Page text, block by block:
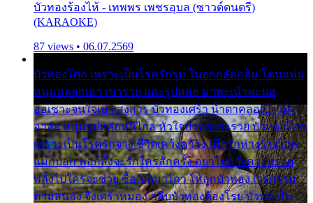
บัวทองร้องไห้ - เทพพร เพชรอุบล (ซาวด์ดนตรี)
(KARAOKE)
87 views • 06.07.2569
บัวทองโศก เพราะเป็นโรครักรุม ในอกกลัดกลุ้ม โดนแฟน
หนุ่มหลอกเอา เขารวย และรูปหล่อ มาพะเน้าพะนอ
ออเซาะจนใจเบา สงสาร บัวทองเศร้า น้ำตาคลอเบ้า เฝ้า
อาลัย หนุ่มรูปหล่อหนีไกล หัวใจบัวทองระรวย บัวทองโศก
เพราะเป็นโรครักจาง ชีวิตเคว้งคว้าง เมื่อรักห่างร้างไกล
แม่ก็บอก พ่อก็สั่งจะรักใครสักครั้ง อย่าไปหวังความรวย
พลั้งไปใครจะช่วย ซื้อเปลมาไกว ให้ลูกบัวทอง เวรกรรม
ตามสนอง จึงเศร้าหมอง กลีบบัวทองต้องโรย บัวทองไม่